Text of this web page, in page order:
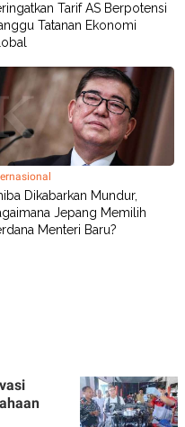
Tarif AS Berpotensi
Tatanan Ekonomi
Dikabarkan Mundur,
Jepang Memilih
Menteri Baru?